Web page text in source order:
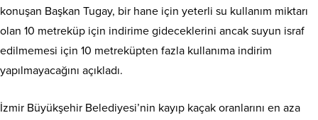
konuşan Başkan Tugay, bir hane için yeterli su kullanım miktarı
olan 10 metreküp için indirime gideceklerini ancak suyun israf
edilmemesi için 10 metreküpten fazla kullanıma indirim
yapılmayacağını açıkladı.
İzmir Büyükşehir Belediyesi’nin kayıp kaçak oranlarını en aza